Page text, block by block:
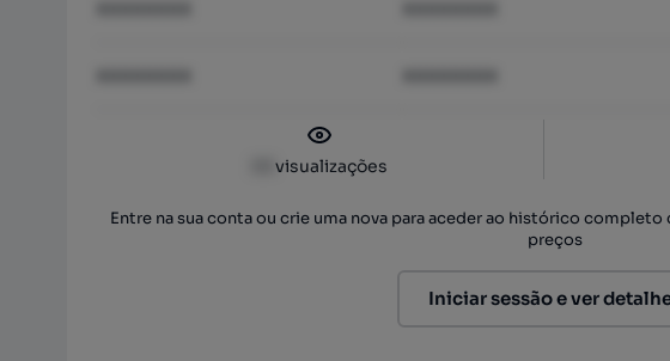
visualizações
Entre na sua conta ou crie uma nova para aceder ao histórico
preços
Iniciar sessão e ver